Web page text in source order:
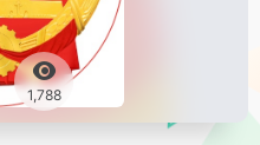
1,788